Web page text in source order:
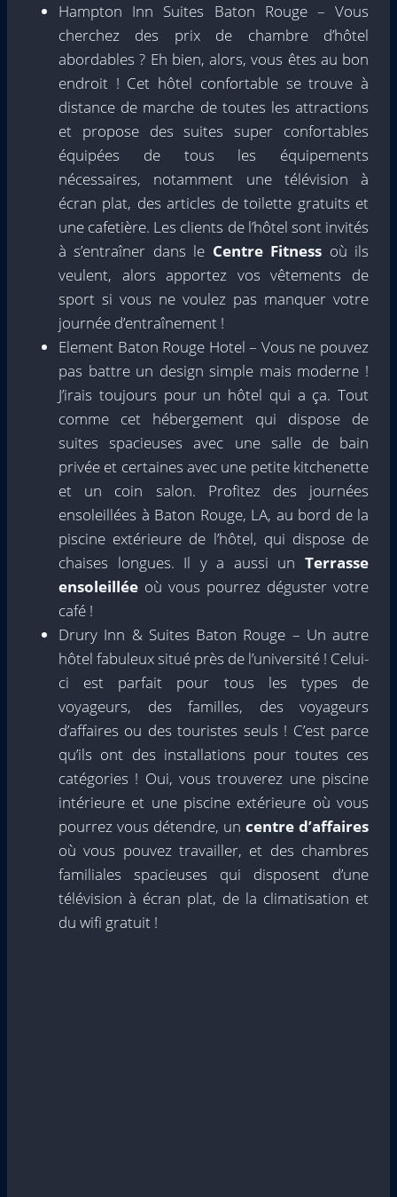
Hampton Inn Suites Baton Rouge – Vous
cherchez des prix de chambre d’hôtel
abordables ? Eh bien, alors, vous êtes au bon
endroit ! Cet hôtel confortable se trouve à
distance de marche de toutes les attractions
et propose des suites super confortables
équipées de tous les équipements
nécessaires, notamment une télévision à
écran plat, des articles de toilette gratuits et
une cafetière. Les clients de l’hôtel sont invités
à s’entraîner dans le Centre Fitness où ils
veulent, alors apportez vos vêtements de
sport si vous ne voulez pas manquer votre
journée d’entraînement !
Element Baton Rouge Hotel – Vous ne pouvez
pas battre un design simple mais moderne !
J’irais toujours pour un hôtel qui a ça. Tout
comme cet hébergement qui dispose de
suites spacieuses avec une salle de bain
privée et certaines avec une petite kitchenette
et un coin salon. Profitez des journées
ensoleillées à Baton Rouge, LA, au bord de la
piscine extérieure de l’hôtel, qui dispose de
chaises longues. Il y a aussi un Terrasse
ensoleillée où vous pourrez déguster votre
café !
Drury Inn & Suites Baton Rouge – Un autre
hôtel fabuleux situé près de l’université ! Celui-
ci est parfait pour tous les types de
voyageurs, des familles, des voyageurs
d’affaires ou des touristes seuls ! C’est parce
qu’ils ont des installations pour toutes ces
catégories ! Oui, vous trouverez une piscine
intérieure et une piscine extérieure où vous
pourrez vous détendre, un centre d’affaires
où vous pouvez travailler, et des chambres
familiales spacieuses qui disposent d’une
télévision à écran plat, de la climatisation et
du wifi gratuit !